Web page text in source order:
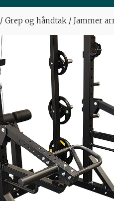
/Grep og håndtak / Jammer